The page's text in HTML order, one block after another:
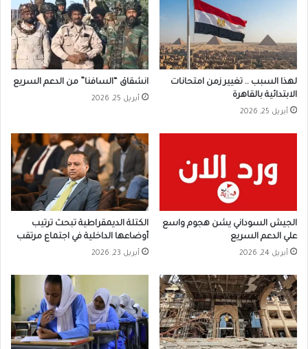
لهذا السبب .. تغيير زمن امتحانات
الابتدائية بالقاهرة
أبريل 25, 2026
انشقاق “السافنا” من الدعم السريع
أبريل 25, 2026
الجيش السوداني يشن هجوم واسع
علي الدعم السريع
أبريل 24, 2026
الكتلة الديمقراطية تبحث ترتيب
أوضاعها الداخلية في اجتماع مرتقب
أبريل 23, 2026